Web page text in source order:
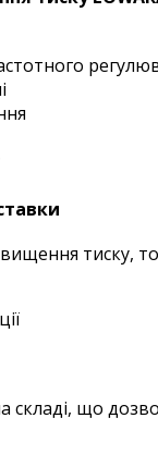
тиску,
складі, що